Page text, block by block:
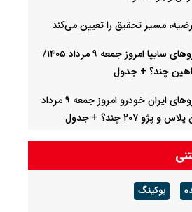
مسیر تحقیق را تعیین می‌کند
قیمت خودرو‌های سایپا امروز جمعه ۹ مرداد ۱۴۰۵/
چند؟ + جدول
قیمت خودرو‌های ایران خودرو امروز جمعه ۹ مرداد
قربانی قضاوت‌های ساده‌انگارانه است
با دلار تنها حرکت نمی‌کند
بوکینگ